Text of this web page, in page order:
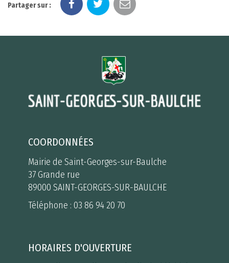
Partager sur :
COORDONNÉES
Mairie de Saint-Georges-sur-Baulche
37 Grande rue
89000 SAINT-GEORGES-SUR-BAULCHE
Téléphone : 03 86 94 20 70
HORAIRES D'OUVERTURE